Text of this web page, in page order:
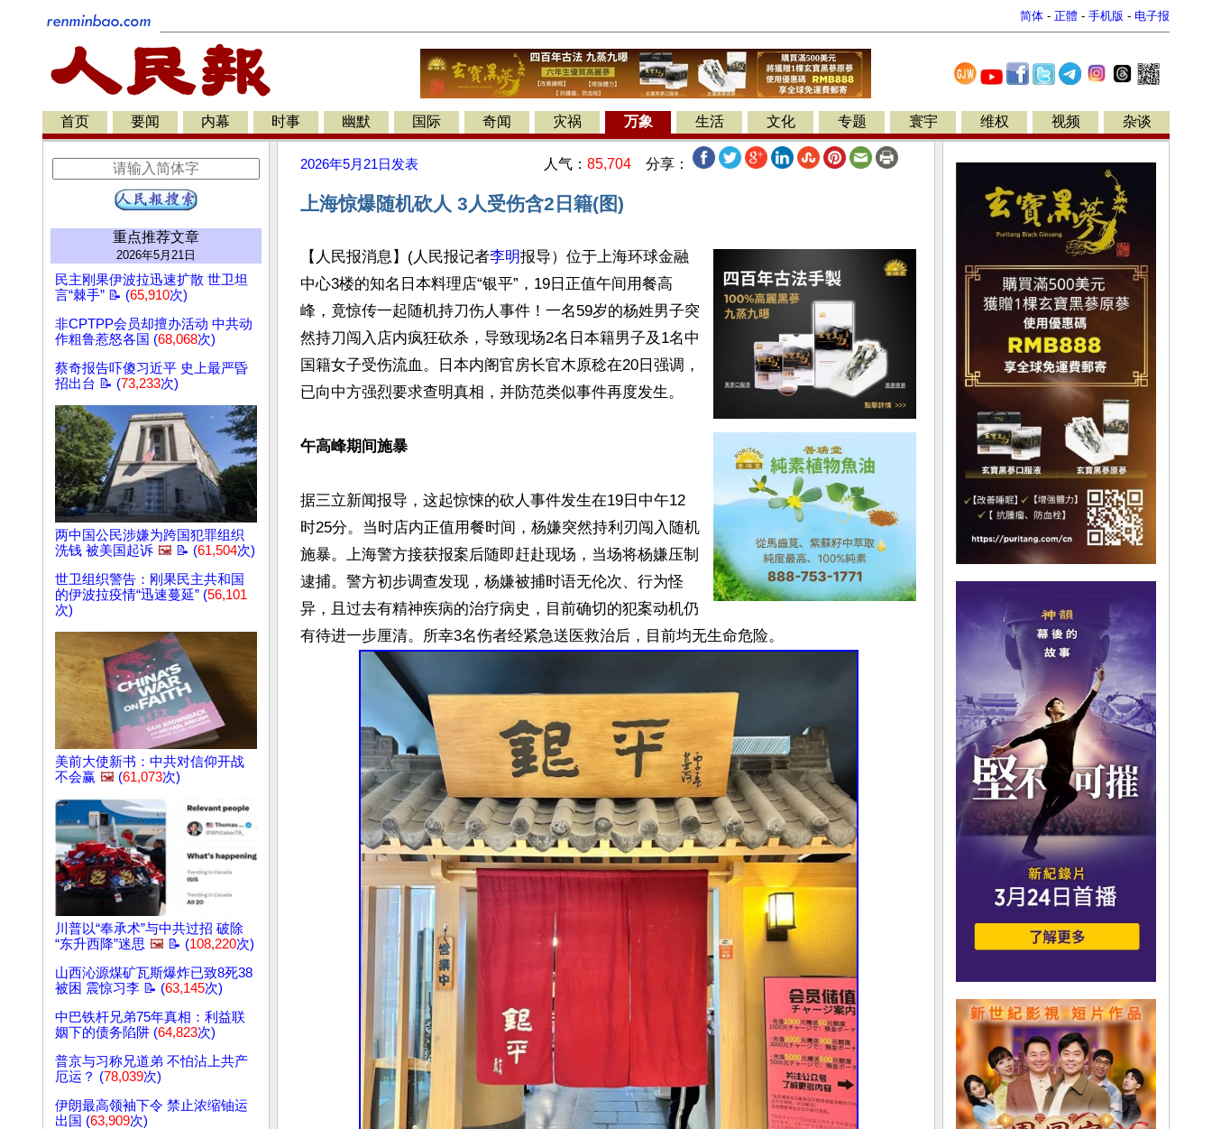
简体 - 正體 - 手机版 - 电子报
首页 要闻 内幕 时事 幽默 国际 奇闻 灾祸 万象 生活 文化 专题 寰宇 维权 视频 杂谈
重点推荐文章
2026年5月21日
民主刚果伊波拉迅速扩散 世卫坦
言“棘手” 📝 (65,910次)
非CPTPP会员却擅办活动 中共动
作粗鲁惹怒各国 (68,068次)
蔡奇报告吓傻习近平 史上最严昏
招出台 📝 (73,233次)
两中国公民涉嫌为跨国犯罪组织
洗钱 被美国起诉 🖼️ 📝 (61,504次)
世卫组织警告：刚果民主共和国
的伊波拉疫情“迅速蔓延” (56,101
次)
美前大使新书：中共对信仰开战
不会赢 🖼️ (61,073次)
川普以“奉承术”与中共过招 破除
“东升西降”迷思 🖼️ 📝 (108,220次)
山西沁源煤矿瓦斯爆炸已致8死38
被困 震惊习李 📝 (63,145次)
中巴铁杆兄弟75年真相：利益联
姻下的债务陷阱 (64,823次)
普京与习称兄道弟 不怕沾上共产
厄运？ (78,039次)
伊朗最高领袖下令 禁止浓缩铀运
出国 (63,909次)
2026年5月21日 发表 人气： 85,704 分享：
上海惊爆随机砍人 3人受伤含2日籍(图)
【人民报消息】(人民报记者李明报导）位于上海环球金融
中心3楼的知名日本料理店“银平”，19日正值午间用餐高
峰，竟惊传一起随机持刀伤人事件！一名59岁的杨姓男子突
然持刀闯入店内疯狂砍杀，导致现场2名日本籍男子及1名中
国籍女子受伤流血。日本内阁官房长官木原稔在20日强调，
已向中方强烈要求查明真相，并防范类似事件再度发生。
午高峰期间施暴
据三立新闻报导，这起惊悚的砍人事件发生在19日中午12
时25分。当时店内正值用餐时间，杨嫌突然持利刃闯入随机
施暴。上海警方接获报案后随即赶赴现场，当场将杨嫌压制
逮捕。警方初步调查发现，杨嫌被捕时语无伦次、行为怪
异，且过去有精神疾病的治疗病史，目前确切的犯案动机仍